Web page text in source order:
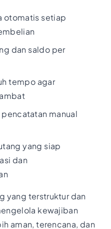
otomatis setiap
dan saldo per
tempo agar
manual
yang siap
dan
yang terstruktur dan
kewajiban
aman, terencana, dan